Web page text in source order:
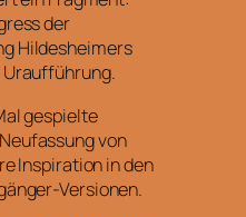
der
Hildesheimers
Uraufführung.
gespielte
von
Inspiration in den
Versionen.